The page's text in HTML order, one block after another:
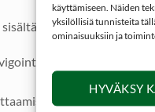
käyttämiseen. Näiden
yksilöllisiä tunnisteita
ominaisuuksiin ja
HYVÄKSY
nesteen joka
varten